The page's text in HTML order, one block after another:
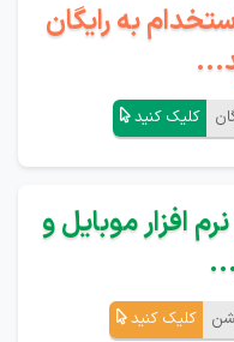
به رایگان
کلیک کنید
افزار موبایل و
کلیک کنید